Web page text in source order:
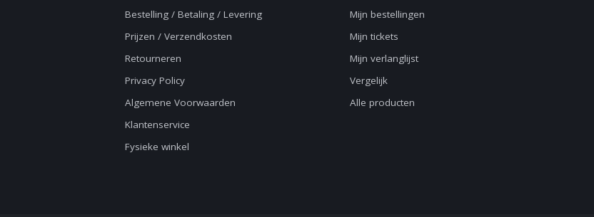
Bestelling / Betaling / Levering
Prijzen / Verzendkosten
Retourneren
Privacy Policy
Algemene Voorwaarden
Klantenservice
Fysieke winkel
Mijn bestellingen
Mijn tickets
Mijn verlanglijst
Vergelijk
Alle producten